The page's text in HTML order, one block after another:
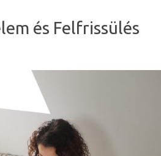
és Felfrissülés